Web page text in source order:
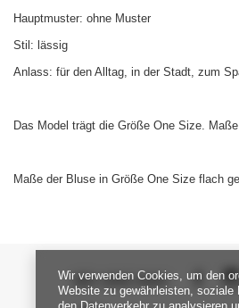
Hauptmuster: ohne Muster
Stil: lässig
Anlass: für den Alltag, in der Stadt, zum
Das Model trägt die Größe One Size.
Maße der Bluse in Größe One Size flach
SEI UNS NAH
Wir verwenden Cookies, um den
Website zu gewährleisten, soziale